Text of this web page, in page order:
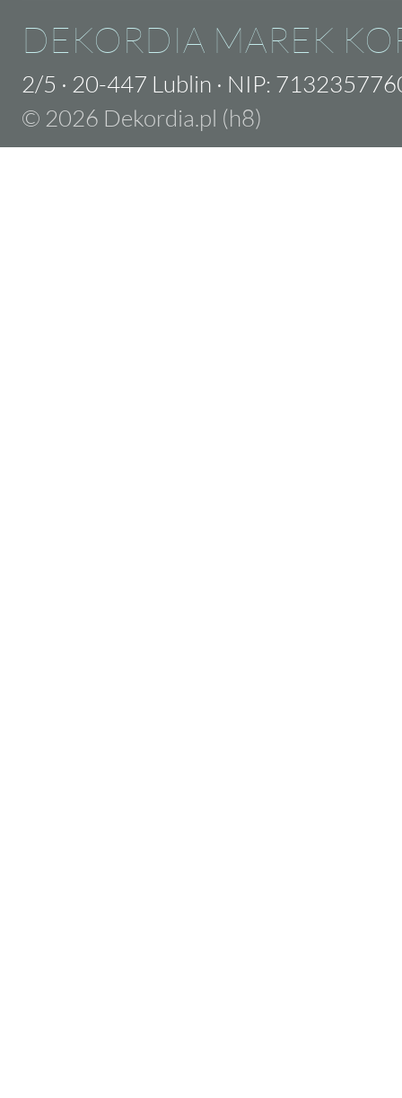
DEKORDIA MAREK
2/5 · 20-447 Lublin · NIP:
© 2026 Dekordia.pl (h8)